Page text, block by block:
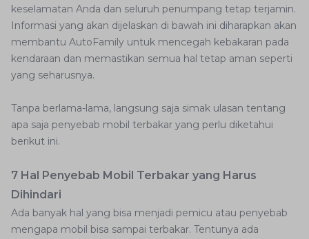
keselamatan Anda dan seluruh penumpang tetap terjamin.
Informasi yang akan dijelaskan di bawah ini diharapkan akan
membantu AutoFamily untuk mencegah kebakaran pada
kendaraan dan memastikan semua hal tetap aman seperti
yang seharusnya.
Tanpa berlama-lama, langsung saja simak ulasan tentang
apa saja penyebab mobil terbakar yang perlu diketahui
berikut ini.
7 Hal Penyebab Mobil Terbakar yang Harus
Dihindari
Ada banyak hal yang bisa menjadi pemicu atau penyebab
mengapa mobil bisa sampai terbakar. Tentunya ada